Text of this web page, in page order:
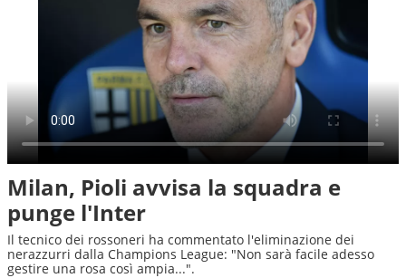
Milan, Pioli avvisa la squadra e
punge l'Inter
Il tecnico dei rossoneri ha commentato l'eliminazione dei
nerazzurri dalla Champions League: "Non sarà facile adesso
gestire una rosa così ampia...".